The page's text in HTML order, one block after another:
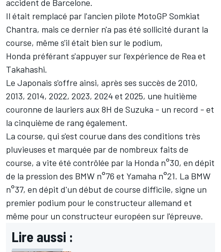
accident de Barcelone.
Il était remplacé par l'ancien pilote MotoGP Somkiat
Chantra, mais ce dernier n'a pas été sollicité durant la
course, même s'il était bien sur le podium,
Honda préférant s'appuyer sur l'expérience de Rea et
Takahashi.
Le Japonais s'offre ainsi, après ses succès de 2010,
2013, 2014, 2022, 2023, 2024 et 2025, une huitième
couronne de lauriers aux 8H de Suzuka - un record - et
la cinquième de rang également.
La course, qui s'est courue dans des conditions très
pluvieuses et marquée par de nombreux faits de
course, a vite été contrôlée par la Honda n°30, en dépit
de la pression des BMW n°76 et Yamaha n°21. La BMW
n°37, en dépit d'un début de course difficile, signe un
premier podium pour le constructeur allemand et
même pour un constructeur européen sur l'épreuve.
Lire aussi :